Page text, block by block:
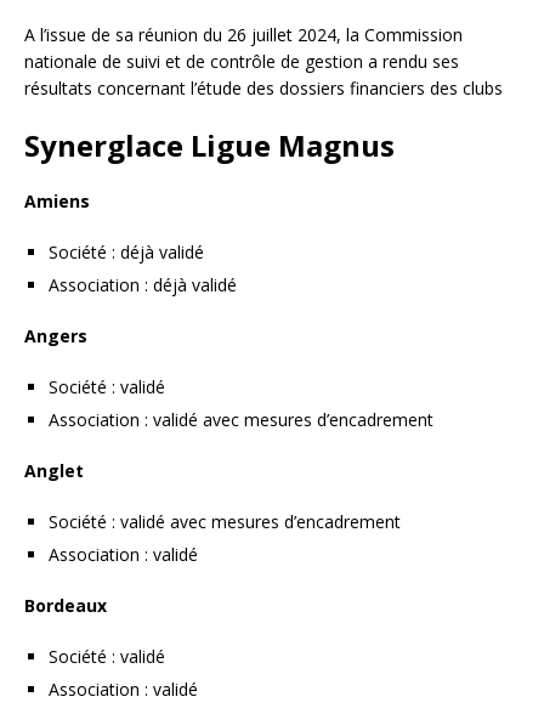
A l’issue de sa réunion du 26 juillet 2024, la Commission
nationale de suivi et de contrôle de gestion a rendu ses
résultats concernant l’étude des dossiers financiers des clubs
Synerglace Ligue Magnus
Amiens
Société : déjà validé
Association : déjà validé
Angers
Société : validé
Association : validé avec mesures d’encadrement
Anglet
Société : validé avec mesures d’encadrement
Association : validé
Bordeaux
Société : validé
Association : validé